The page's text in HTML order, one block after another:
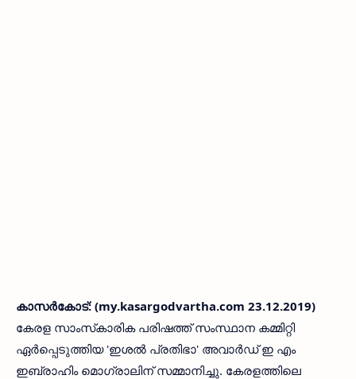
കാസര്‍കോട്: (my.kasargodvartha.com 23.12.2019)
കേരള സാംസ്‌കാരിക പരിഷത്ത് സംസ്ഥാന കമ്മിറ്റി
ഏര്‍പ്പെടുത്തിയ 'ഇശല്‍ പ്രതിഭാ' അവാര്‍ഡ് ഇ എം
ഇബ്രാഹിം മൊഗ്രാലിന് സമ്മാനിച്ചു. കേരളത്തിലെ